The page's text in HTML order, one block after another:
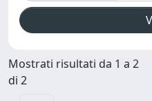
Mostrati risultati da 1 a 2
di 2